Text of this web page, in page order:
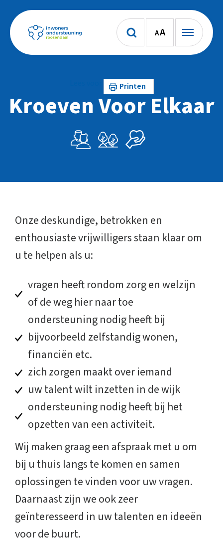
AA
Printen
Kroeven Voor Elkaar
Onze deskundige, betrokken en
enthousiaste vrijwilligers staan klaar om
u te helpen als u:
vragen heeft rondom zorg en welzijn
of de weg hier naar toe
ondersteuning nodig heeft bij
bijvoorbeeld zelfstandig wonen,
financiën etc.
zich zorgen maakt over iemand
uw talent wilt inzetten in de wijk
ondersteuning nodig heeft bij het
opzetten van een activiteit.
Wij maken graag een afspraak met u om
bij u thuis langs te komen en samen
oplossingen te vinden voor uw vragen.
Daarnaast zijn we ook zeer
geïnteresseerd in uw talenten en ideeën
voor de buurt.